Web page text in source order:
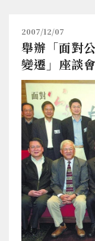
2007/12/07
舉辦「面對
變遷」座談會